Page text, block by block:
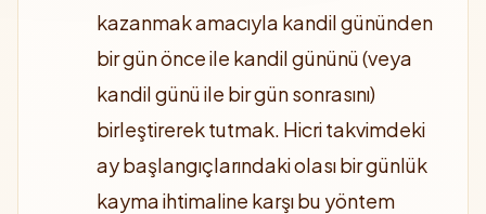
kazanmak amacıyla kandil gününden
bir gün önce ile kandil gününü (veya
kandil günü ile bir gün sonrasını)
birleştirerek tutmak. Hicri takvimdeki
ay başlangıçlarındaki olası bir günlük
kayma ihtimaline karşı bu yöntem